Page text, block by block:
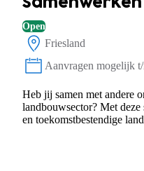
Open
Locatie:
Friesland
Status:
Aanvragen mogelijk
Heb jij samen met andere
landbouwsector? Met
en toekomstbestendige